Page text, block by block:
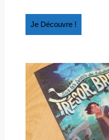
Je Découvre !
Découvre